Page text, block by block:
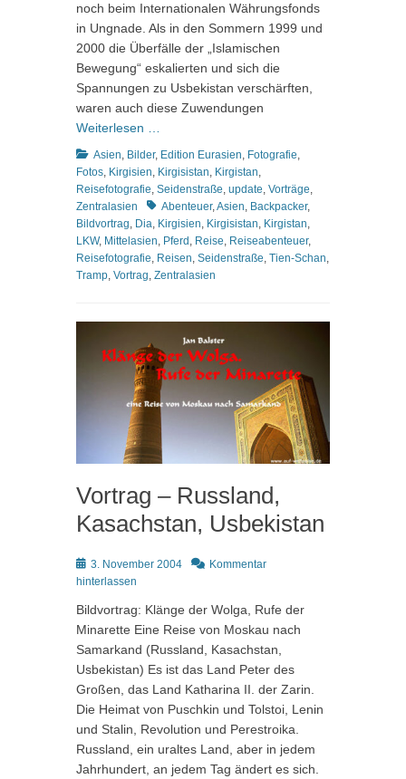
noch beim Internationalen Währungsfonds
in Ungnade. Als in den Sommern 1999 und
2000 die Überfälle der „Islamischen
Bewegung“ eskalierten und sich die
Spannungen zu Usbekistan verschärften,
waren auch diese Zuwendungen
Weiterlesen …
Kategorien
Asien, Bilder, Edition Eurasien, Fotografie,
Fotos, Kirgisien, Kirgisistan, Kirgistan,
Reisefotografie, Seidenstraße, update, Vorträge,
Zentralasien
Schlagworte
Abenteuer,Asien, Backpacker,
Bildvortrag, Dia, Kirgisien, Kirgisistan, Kirgistan,
LKW, Mittelasien, Pferd, Reise, Reiseabenteuer,
Reisefotografie, Reisen, Seidenstraße, Tien-Schan,
Tramp, Vortrag, Zentralasien
Vortrag – Russland,
Kasachstan, Usbekistan
Posted
on
3. November 2004
Kommentar
hinterlassen
Bildvortrag: Klänge der Wolga, Rufe der
Minarette Eine Reise von Moskau nach
Samarkand (Russland, Kasachstan,
Usbekistan) Es ist das Land Peter des
Großen, das Land Katharina II. der Zarin.
Die Heimat von Puschkin und Tolstoi, Lenin
und Stalin, Revolution und Perestroika.
Russland, ein uraltes Land, aber in jedem
Jahrhundert, an jedem Tag ändert es sich.